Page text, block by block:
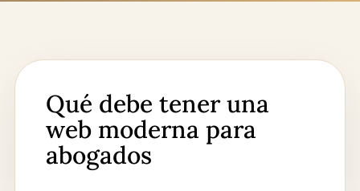
Qué debe tener una
web moderna para
abogados